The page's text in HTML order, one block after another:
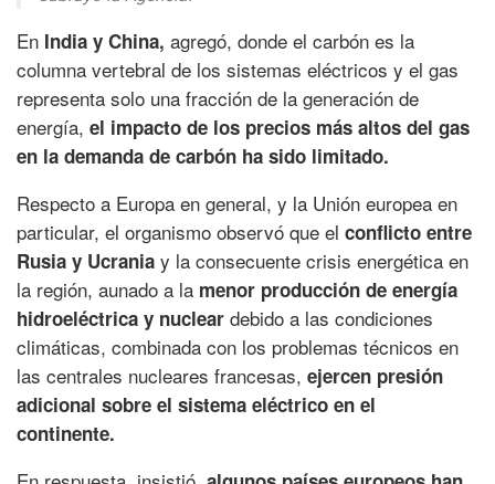
En India y China, agregó, donde el carbón es la
columna vertebral de los sistemas eléctricos y el gas
representa solo una fracción de la generación de
energía, el impacto de los precios más altos del gas
en la demanda de carbón ha sido limitado.
Respecto a Europa en general, y la Unión europea en
particular, el organismo observó que el conflicto entre
Rusia y Ucrania y la consecuente crisis energética en
la región, aunado a la menor producción de energía
hidroeléctrica y nuclear debido a las condiciones
climáticas, combinada con los problemas técnicos en
las centrales nucleares francesas, ejercen presión
adicional sobre el sistema eléctrico en el
continente.